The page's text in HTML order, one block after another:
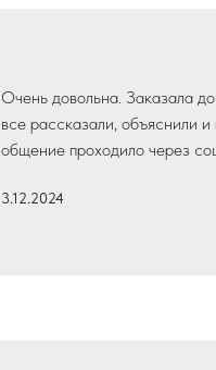
Очень довольна. Заказала
все рассказали, объяснили
общение проходило через
3.12.2024